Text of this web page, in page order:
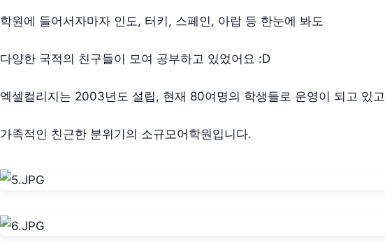
학원에 들어서자마자 인도, 터키, 스페인, 아랍 등 한눈에 봐도
다양한 국적의 친구들이 모여 공부하고 있었어요 :D
엑셀컬리지는 2003년도 설립, 현재 80여명의 학생들로 운영이 되고 있고
가족적인 친근한 분위기의 소규모어학원입니다.